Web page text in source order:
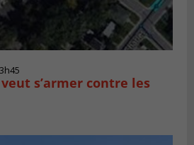
s’armer contre les